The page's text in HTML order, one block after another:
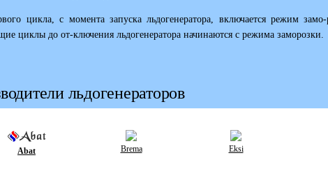
цикла, с момента запуска льдогенератора, включается режим
циклы до от-ключения льдогенератора начинаются с режима заморозки.
льдогенераторов
Abat Brema Eksi